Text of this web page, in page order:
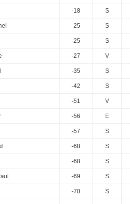
-18 S
-25 S
-25 S
-27 V
-35 S
-42 S
-51 V
-56 E
-57 S
-68 S
-68 S
-69 S
-70 S